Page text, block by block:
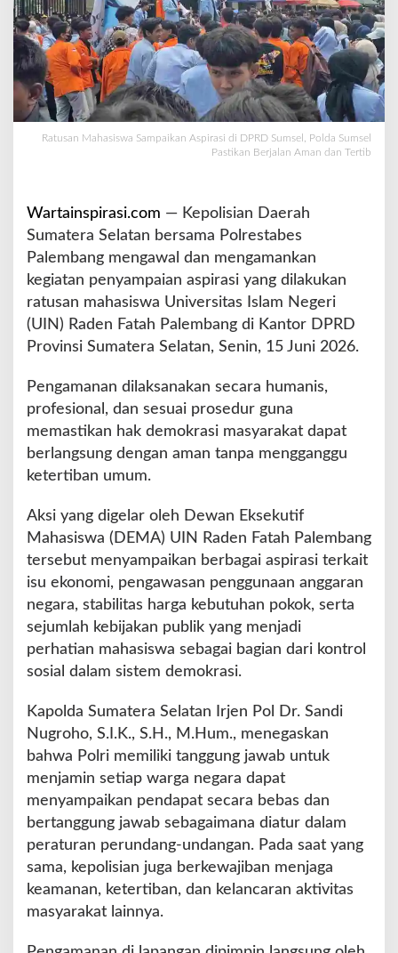
m
p
a
i
k
a
A
r
s
d
i
P
R
S
s
e
l
P
d
a
S
m
s
e
P
s
t
i
k
n
B
e
r
a
Ratusan Mahasiswa Sampaikan Aspirasi di DPRD Sumsel, Polda Sumsel
Pastikan Berjalan Aman dan Tertib
Wartainspirasi.com — Kepolisian Daerah
Sumatera Selatan bersama Polrestabes
Palembang mengawal dan mengamankan
kegiatan penyampaian aspirasi yang dilakukan
ratusan mahasiswa Universitas Islam Negeri
(UIN) Raden Fatah Palembang di Kantor DPRD
Provinsi Sumatera Selatan, Senin, 15 Juni 2026.
Pengamanan dilaksanakan secara humanis,
profesional, dan sesuai prosedur guna
memastikan hak demokrasi masyarakat dapat
berlangsung dengan aman tanpa mengganggu
ketertiban umum.
Aksi yang digelar oleh Dewan Eksekutif
Mahasiswa (DEMA) UIN Raden Fatah Palembang
tersebut menyampaikan berbagai aspirasi terkait
isu ekonomi, pengawasan penggunaan anggaran
negara, stabilitas harga kebutuhan pokok, serta
sejumlah kebijakan publik yang menjadi
perhatian mahasiswa sebagai bagian dari kontrol
sosial dalam sistem demokrasi.
Kapolda Sumatera Selatan Irjen Pol Dr. Sandi
Nugroho, S.I.K., S.H., M.Hum., menegaskan
bahwa Polri memiliki tanggung jawab untuk
menjamin setiap warga negara dapat
menyampaikan pendapat secara bebas dan
bertanggung jawab sebagaimana diatur dalam
peraturan perundang-undangan. Pada saat yang
sama, kepolisian juga berkewajiban menjaga
keamanan, ketertiban, dan kelancaran aktivitas
masyarakat lainnya.